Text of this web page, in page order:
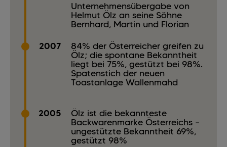
Unternehmensübergabe von
Helmut Ölz an seine Söhne
Bernhard, Martin und Florian
2007
84% der Österreicher greifen zu
Ölz; die spontane Bekanntheit
liegt bei 75%, gestützt bei 98%.
Spatenstich der neuen
Toastanlage Wallenmahd
2005
Ölz ist die bekannteste
Backwarenmarke Österreichs –
ungestützte Bekanntheit 69%,
gestützt 98%